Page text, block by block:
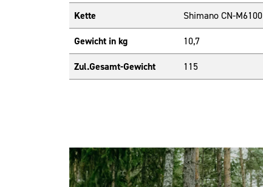
Kette Shimano CN-M6100
Gewicht in kg 10,7
Zul.Gesamt-Gewicht 115